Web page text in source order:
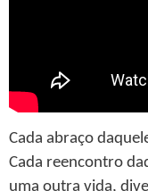
Cada abraço
Cada reencontro
uma outra vida,